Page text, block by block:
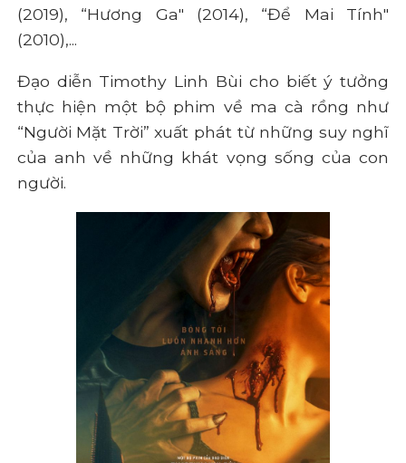
(2019), “Hương Ga" (2014), “Để Mai Tính"
(2010),...
Đạo diễn Timothy Linh Bùi cho biết ý tưởng
thực hiện một bộ phim về ma cà rồng như
“Người Mặt Trời” xuất phát từ những suy nghĩ
của anh về những khát vọng sống của con
người.